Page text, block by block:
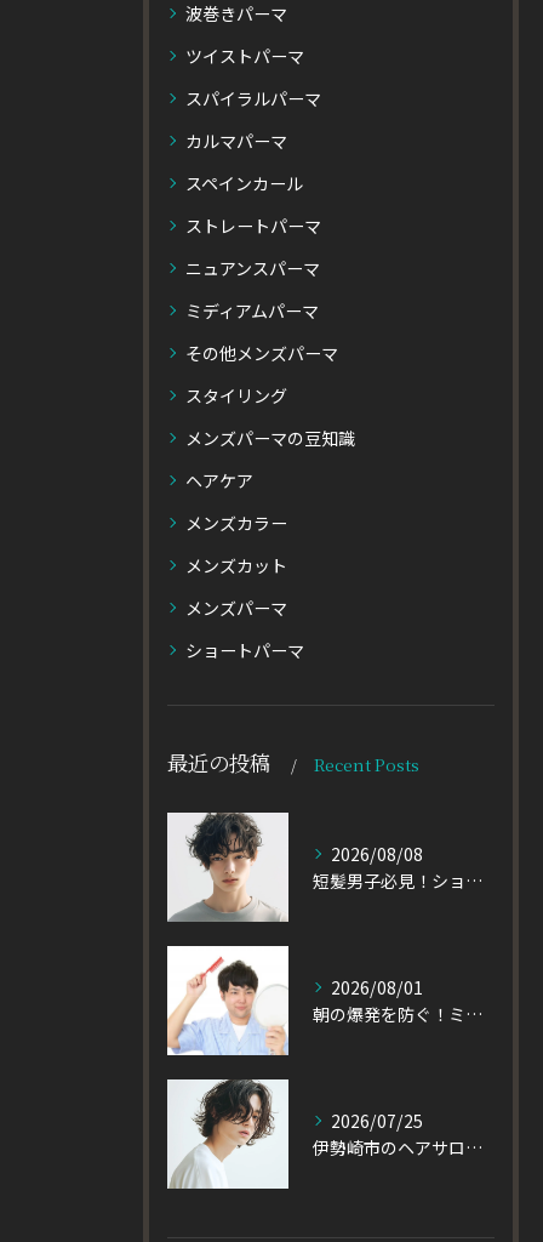
波巻きパーマ
ツイストパーマ
スパイラルパーマ
カルマパーマ
スペインカール
ストレートパーマ
ニュアンスパーマ
ミディアムパーマ
その他メンズパーマ
スタイリング
メンズパーマの豆知識
ヘアケア
メンズカラー
メンズカット
メンズパーマ
ショートパーマ
最近の投稿 Recent Posts
2026/08/08
短髪男子必見！ショートに似合うメンズパーマの種類を徹底解説
2026/08/01
朝の爆発を防ぐ！ミディアムヘアのメンズがパーマをかけるべき理由
2026/07/25
伊勢崎市のヘアサロン発！黒髪でも重たく見えない大人パーマとは